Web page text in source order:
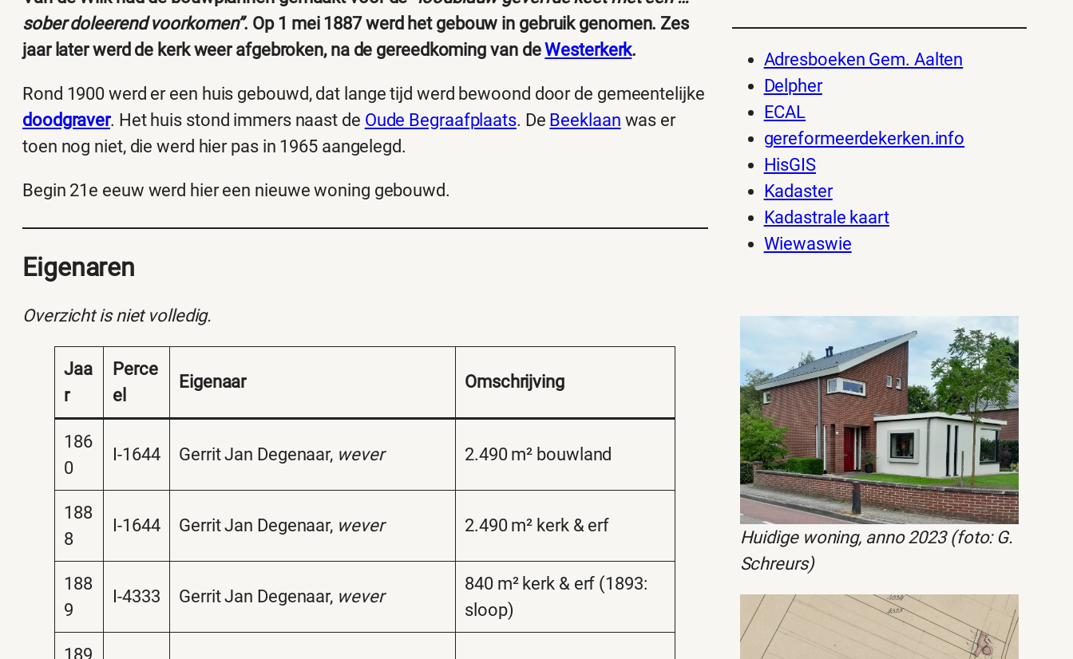
sober doleerend voorkomen”. Op 1 mei 1887 werd het gebouw in gebruik genomen. Zes
jaar later werd de kerk weer afgebroken, na de gereedkoming van deWesterkerk.
Rond 1900 werd er een huis gebouwd, dat lange tijd werd bewoond door de gemeentelijke
doodgraver. Het huis stond immers naast de Oude Begraafplaats. De Beeklaan was er
toen nog niet, die werd hier pas in 1965 aangelegd.
Begin 21e eeuw werd hier een nieuwe woning gebouwd.
Eigenaren
Overzicht is niet volledig.
Jaa
r
Perce
el
Eigenaar Omschrijving
186
0
I-1644 Gerrit Jan Degenaar, wever 2.490 m² bouwland
188
8
I-1644 Gerrit Jan Degenaar, wever 2.490 m² kerk & erf
188
9
I-4333 Gerrit Jan Degenaar, wever
840 m² kerk & erf (1893:
sloop)
189
Adresboeken Gem. Aalten
Delpher
ECAL
gereformeerdekerken.info
HisGIS
Kadaster
Kadastrale kaart
Wiewaswie
Huidige woning, anno 2023 (foto: G.
Schreurs)